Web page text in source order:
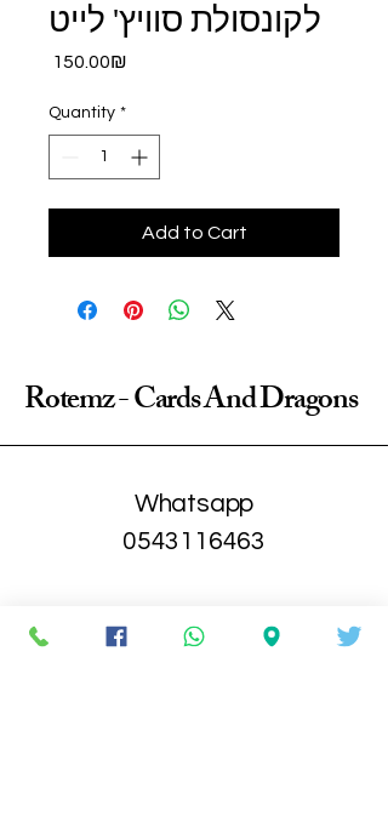
לקונסולת סוויץ' לייט
‏150.00 ‏₪
Quantity *
Add to Cart
Rotemz - Cards And Dragons
Whatsapp
0543116463